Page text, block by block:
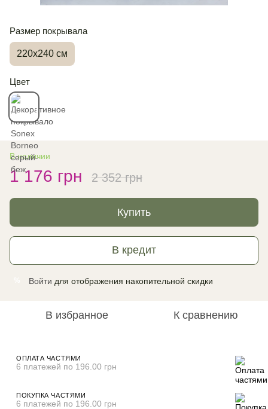
Размер покрывала
220х240 см
Цвет
В наличии
1 176 грн 2 352 грн
Купить
В кредит
Войти для отображения накопительной скидки
В избранное К сравнению
ОПЛАТА ЧАСТЯМИ
6 платежей по 196.00 грн
ПОКУПКА ЧАСТЯМИ
6 платежей по 196.00 грн